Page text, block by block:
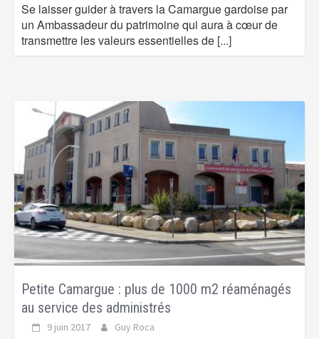
Se laisser guider à travers la Camargue gardoise par
un Ambassadeur du patrimoine qui aura à cœur de
transmettre les valeurs essentielles de [...]
Petite Camargue : plus de 1000 m2 réaménagés
au service des administrés
9 juin 2017 Guy Roca